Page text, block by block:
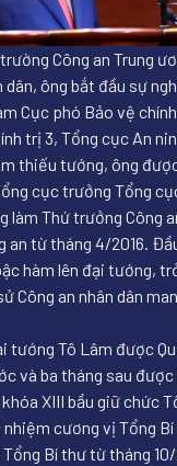
Công an Trung
dân, ông bắt đầu sự
Cục phó Bảo vệ
trị 3, Tổng cục An
thiếu tướng, ông
cục trưởng Tổng
làm Thứ trưởng Công
an từ tháng 4/2016.
hàm lên đại tướng,
Công an nhân dân
tướng Tô Lâm được
và ba tháng sau được
XIII bầu giữ chức
cương vị Tổng
Bí thư từ tháng